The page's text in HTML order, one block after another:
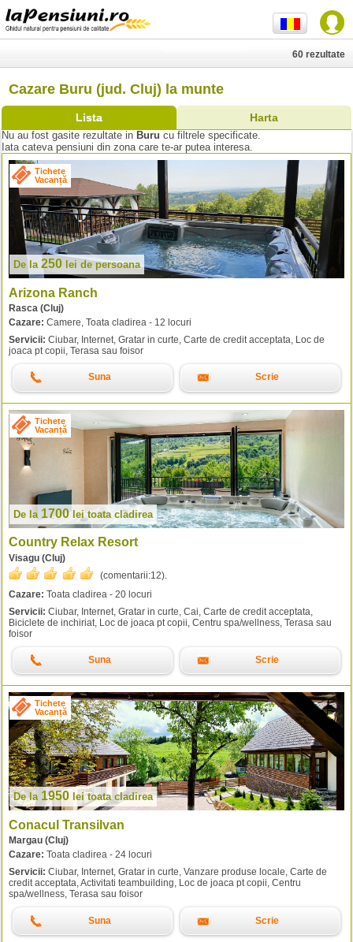
Cazare Buru (jud. Cluj) la munte
Lista Harta
60 rezultate
Nu au fost gasite rezultate in Buru cu filtrele specificate.
Iata cateva pensiuni din zona care te-ar putea interesa.
Tichete
Vacanță
De la 250 lei de persoana
Arizona Ranch
Rasca (Cluj)
Cazare: Camere, Toata cladirea - 12 locuri
Servicii: Ciubar, Internet, Gratar in curte, Carte de credit acceptata, Loc de
joaca pt copii, Terasa sau foisor
Suna Scrie
Tichete
Vacanță
De la 1700leitoata cladirea
Country Relax Resort
Visagu (Cluj)
(comentarii:12).
Cazare: Toata cladirea - 20 locuri
Servicii: Ciubar, Internet, Gratar in curte, Cai, Carte de credit acceptata,
Biciclete de inchiriat, Loc de joaca pt copii, Centru spa/wellness, Terasa sau
foisor
Suna Scrie
Tichete
Vacanță
De la 1950 leitoata cladirea
Conacul Transilvan
Margau (Cluj)
Cazare: Toata cladirea - 24 locuri
Servicii: Ciubar, Internet, Gratar in curte, Vanzare produse locale, Carte de
credit acceptata, Activitati teambuilding, Loc de joaca pt copii, Centru
spa/wellness, Terasa sau foisor
Suna Scrie